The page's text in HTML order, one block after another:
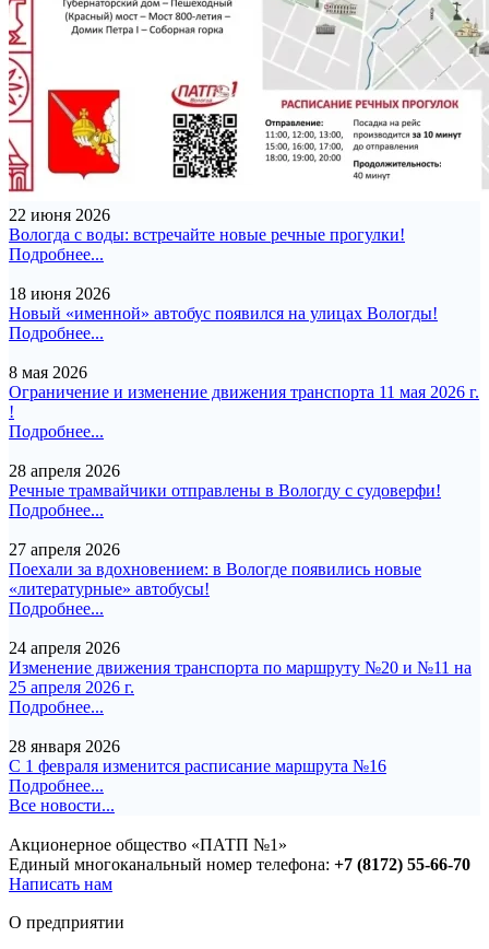
22 июня 2026
Вологда с воды: встречайте новые речные прогулки!
Подробнее...
18 июня 2026
Новый «именной» автобус появился на улицах Вологды!
Подробнее...
8 мая 2026
Ограничение и изменение движения транспорта 11 мая 2026 г.
!
Подробнее...
28 апреля 2026
Речные трамвайчики отправлены в Вологду с судоверфи!
Подробнее...
27 апреля 2026
Поехали за вдохновением: в Вологде появились новые
«литературные» автобусы!
Подробнее...
24 апреля 2026
Изменение движения транспорта по маршруту №20 и №11 на
25 апреля 2026 г.
Подробнее...
28 января 2026
С 1 февраля изменится расписание маршрута №16
Подробнее...
Все новости...
Акционерное общество «ПАТП №1»
Единый многоканальный номер телефона: +7 (8172) 55-66-70
Написать нам
О предприятии